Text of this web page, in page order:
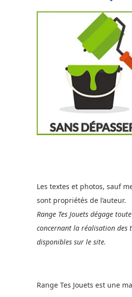
Les textes et photos, sauf
sont propriétés de l’auteur.
Range Tes Jouets dégage
concernant la réalisation des
disponibles sur le site.
Range Tes Jouets est une